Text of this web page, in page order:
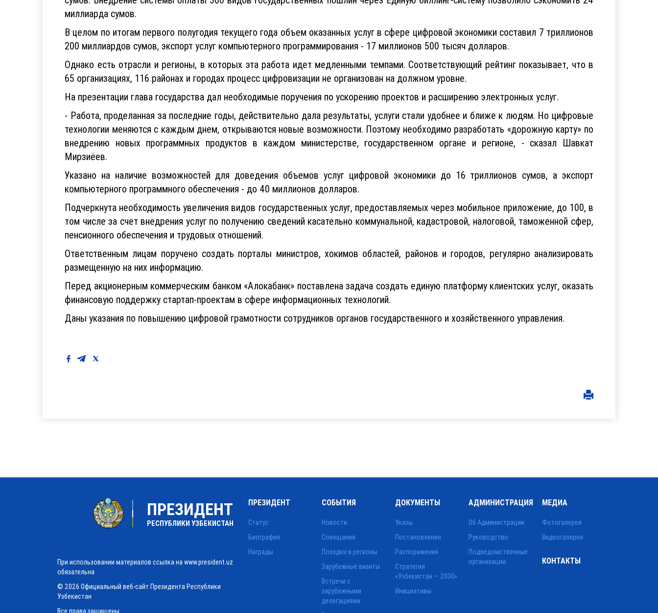
миллиарда сумов.
В целом по итогам первого полугодия текущего года объем оказанных услуг в сфере цифровой экономики составил 7 триллионов
200 миллиардов сумов, экспорт услуг компьютерного программирования - 17 миллионов 500 тысяч долларов.
Однако есть отрасли и регионы, в которых эта работа идет медленными темпами. Соответствующий рейтинг показывает, что в
65 организациях, 116 районах и городах процесс цифровизации не организован на должном уровне.
На презентации глава государства дал необходимые поручения по ускорению проектов и расширению электронных услуг.
- Работа, проделанная за последние годы, действительно дала результаты, услуги стали удобнее и ближе к людям. Но цифровые
технологии меняются с каждым днем, открываются новые возможности. Поэтому необходимо разработать «дорожную карту» по
внедрению новых программных продуктов в каждом министерстве, государственном органе и регионе, - сказал Шавкат
Мирзиёев.
Указано на наличие возможностей для доведения объемов услуг цифровой экономики до 16 триллионов сумов, а экспорт
компьютерного программного обеспечения - до 40 миллионов долларов.
Подчеркнута необходимость увеличения видов государственных услуг, предоставляемых через мобильное приложение, до 100, в
том числе за счет внедрения услуг по получению сведений касательно коммунальной, кадастровой, налоговой, таможенной сфер,
пенсионного обеспечения и трудовых отношений.
Ответственным лицам поручено создать порталы министров, хокимов областей, районов и городов, регулярно анализировать
размещенную на них информацию.
Перед акционерным коммерческим банком «Алокабанк» поставлена ​​задача создать единую платформу клиентских услуг, оказать
финансовую поддержку стартап-проектам в сфере информационных технологий.
Даны указания по повышению цифровой грамотности сотрудников органов государственного и хозяйственного управления.
ПРЕЗИДЕНТ
РЕСПУБЛИКИ УЗБЕКИСТАН
При использовании материалов ссылка на www.president.uz
обязательна
© 2026 Официальный веб-сайт Президента Республики
Узбекистан
ПРЕЗИДЕНТ
Статус
Биография
Награды
СОБЫТИЯ
Новости
Совещания
Поездки в регионы
Зарубежные визиты
Встречи с
зарубежными
делегациями
ДОКУМЕНТЫ
Указы
Постановления
Распоряжения
Стратегия
«Узбекистан — 2030»
Инициативы
АДМИНИСТРАЦИЯ
Об Администрации
Руководство
Подведомственные
организации
МЕДИА
Фотогалерея
Видеогалерея
КОНТАКТЫ